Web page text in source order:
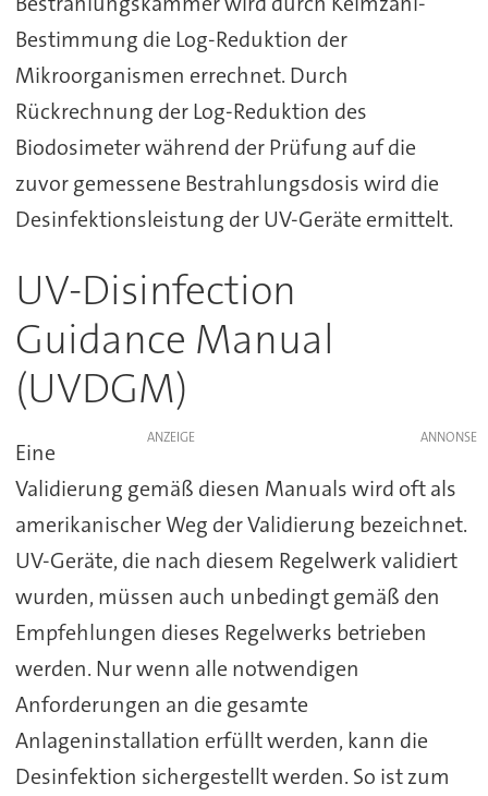
Bestimmung die Log-Reduktion der
Mikroorganismen errechnet. Durch
Rückrechnung der Log-Reduktion des
Biodosimeter während der Prüfung auf die
zuvor gemessene Bestrahlungsdosis wird die
Desinfektionsleistung der UV-Geräte ermittelt.
UV-Disinfection
Guidance Manual
(UVDGM)
ANZEIGE
Eine
Validierung gemäß diesen Manuals wird oft als
amerikanischer Weg der Validierung bezeichnet.
UV-Geräte, die nach diesem Regelwerk validiert
wurden, müssen auch unbedingt gemäß den
Empfehlungen dieses Regelwerks betrieben
werden. Nur wenn alle notwendigen
Anforderungen an die gesamte
Anlageninstallation erfüllt werden, kann die
Desinfektion sichergestellt werden. So ist zum